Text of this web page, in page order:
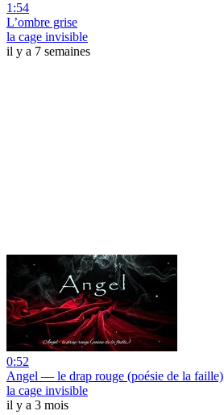
1:54
L’ombre grise
la cage invisible
il y a 7 semaines
0:52
Angel — le drap rouge (poésie de la faille)
la cage invisible
il y a 3 mois